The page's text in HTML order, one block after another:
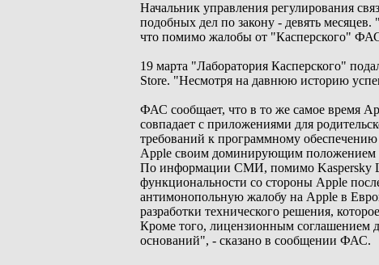
Начальник управления регулирования
подобных дел по закону - девять месяцев.
что помимо жалобы от "Касперского"
19 марта "Лаборатория Касперского"
Store. "Несмотря на давнюю историю
ФАС сообщает, что в то же самое время
совпадает с приложениями для
требований к программному
Apple своим доминирующим положением
По информации СМИ, помимо Kaspersky
функциональности со стороны Apple
антимонопольную жалобу на Apple в
разработки технического решения,
Кроме того, лицензионным соглашением
оснований", - сказано в сообщении ФАС.